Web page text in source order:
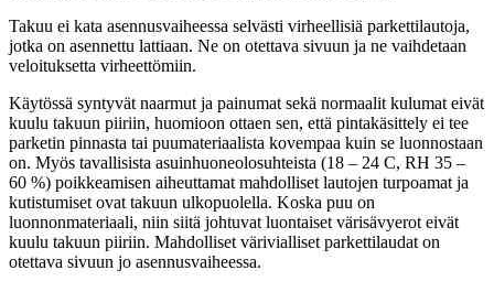
Takuu ei kata asennusvaiheessa selvästi virheellisiä parkettilautoja,
jotka on asennettu lattiaan. Ne on otettava sivuun ja ne vaihdetaan
veloituksetta virheettömiin.
Käytössä syntyvät naarmut ja painumat sekä normaalit kulumat eivät
kuulu takuun piiriin, huomioon ottaen sen, että pintakäsittely ei tee
parketin pinnasta tai puumateriaalista kovempaa kuin se luonnostaan
on. Myös tavallisista asuinhuoneolosuhteista (18 – 24 C, RH 35 –
60 %) poikkeamisen aiheuttamat mahdolliset lautojen turpoamat ja
kutistumiset ovat takuun ulkopuolella. Koska puu on
luonnonmateriaali, niin siitä johtuvat luontaiset värisävyerot eivät
kuulu takuun piiriin. Mahdolliset värivialliset parkettilaudat on
otettava sivuun jo asennusvaiheessa.